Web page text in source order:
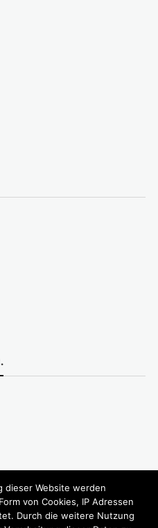
dieser Website werden
von Cookies, IP Adressen
Durch die weitere Nutzung